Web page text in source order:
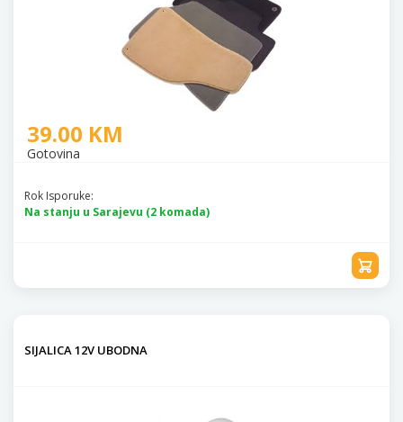
39.00 KM
Gotovina
Rok Isporuke:
Na stanju u Sarajevu (2 komada)
SIJALICA 12V UBODNA